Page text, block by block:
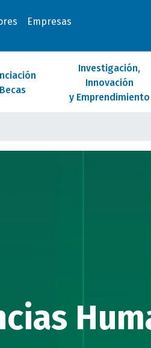
Empresas
Investigación,
Innovación
y Emprendimiento